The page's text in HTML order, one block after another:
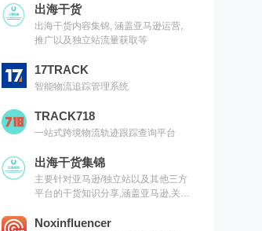
出海干货
出海干货内容集锦, 涵盖亚马逊运营,
推广以及独立站流量获取等
17TRACK
智能物流追踪管理系统
TRACK718
一站式跨境物流轨迹跟踪查询平台
出海干货集锦
主要针对亚马逊/独立站以及其他三方
平台的干货知识分享,涵盖亚马逊,关键
具以及出海干货集锦,欢迎关注
Noxinfluencer